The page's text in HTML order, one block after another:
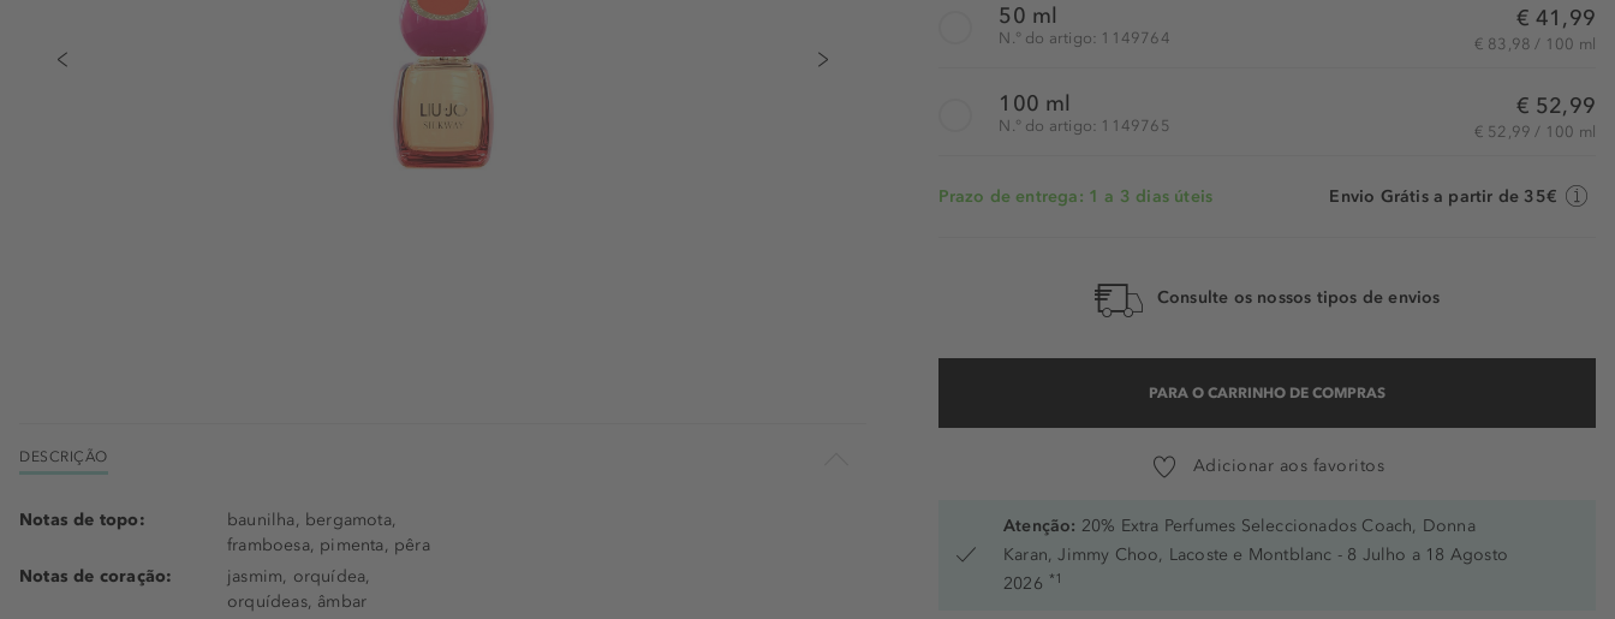
50 ml
N.° do artigo: 1149764
€ 41,99
€ 83,98 / 100 ml
100 ml
N.° do artigo: 1149765
€ 52,99
€ 52,99 / 100 ml
Prazo de entrega: 1 a 3 dias úteis Envio Grátis a partir de 35€
Consulte os nossos tipos de envios
PARA O CARRINHO DE COMPRAS
Adicionar aos favoritos
Atenção: 20% Extra Perfumes Seleccionados Coach, Donna
Karan, Jimmy Choo, Lacoste e Montblanc - 8 Julho a 18 Agosto
2026 *1
DESCRIÇÃO
Notas de topo:
baunilha, bergamota,
framboesa, pimenta, pêra
Notas de coração:
jasmim, orquídea,
orquídeas, âmbar